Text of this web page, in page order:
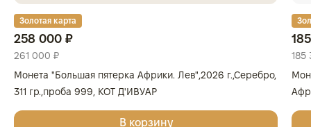
Золотая карта
258 000 ₽
261 000 ₽
Монета "Большая пятерка Африки. Лев",2026 г.,Серебро,
311 гр.,проба 999, КОТ Д'ИВУАР
В корзину
185